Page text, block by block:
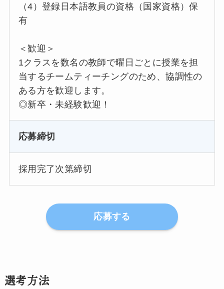
（4）登録日本語教員の資格（国家資格）保
有
＜歓迎＞
1クラスを数名の教師で曜日ごとに授業を担
当するチームティーチングのため、協調性の
ある方を歓迎します。
◎新卒・未経験歓迎！
応募締切
採用完了次第締切
応募する
選考方法